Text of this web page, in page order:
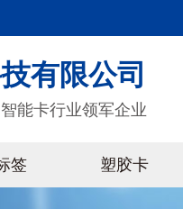
有限公司
能卡行业领军企业
签 塑胶卡